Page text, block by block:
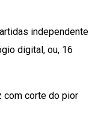
independente
digital, ou, 16
com corte do pior